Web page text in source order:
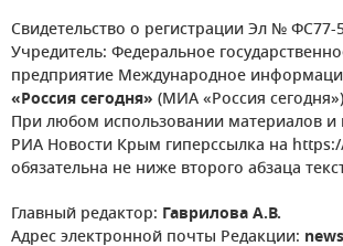
Свидетельство о регистрации Эл № ФС77-
Учредитель: Федеральное
предприятие Международное
«Россия сегодня» (МИА «Россия
При любом использовании материалов и
РИА Новости Крым гиперссылка на
обязательна не ниже второго абзаца
Главный редактор: Гаврилова А.В.
Адрес электронной почты Редакции: